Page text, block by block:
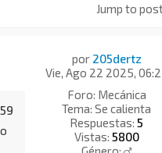
Jump to
por 205dertz
Vie, Ago 22 2025,
Foro: Mecánica
Tema:Se calienta
Respuestas:5
Vistas: 5800